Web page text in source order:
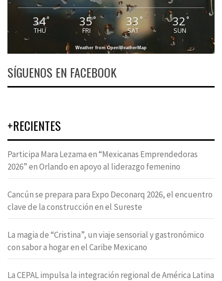
34°
THU
35°
FRI
33 °
SAT
32°
SUN
Weather from OpenWeatherMap
SÍGUENOS EN FACEBOOK
+RECIENTES
Participa Mara Lezama en “Mexicanas Emprendedoras
2026” en Orlando en apoyo al liderazgo femenino
Cancún se prepara para Expo Deconarq 2026, el encuentro
clave de la construcción en el Sureste
La magia de “Cristina”, un viaje sensorial y gastronómico
con sabor a hogar en el Caribe Mexicano
La CEPAL impulsa la integración regional de América Latina